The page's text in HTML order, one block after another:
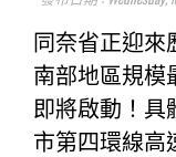
同奈省正迎
南部地區規模
即將啟動！具
市第四環線高